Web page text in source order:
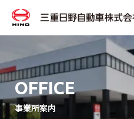
OFFICE
事業所案内